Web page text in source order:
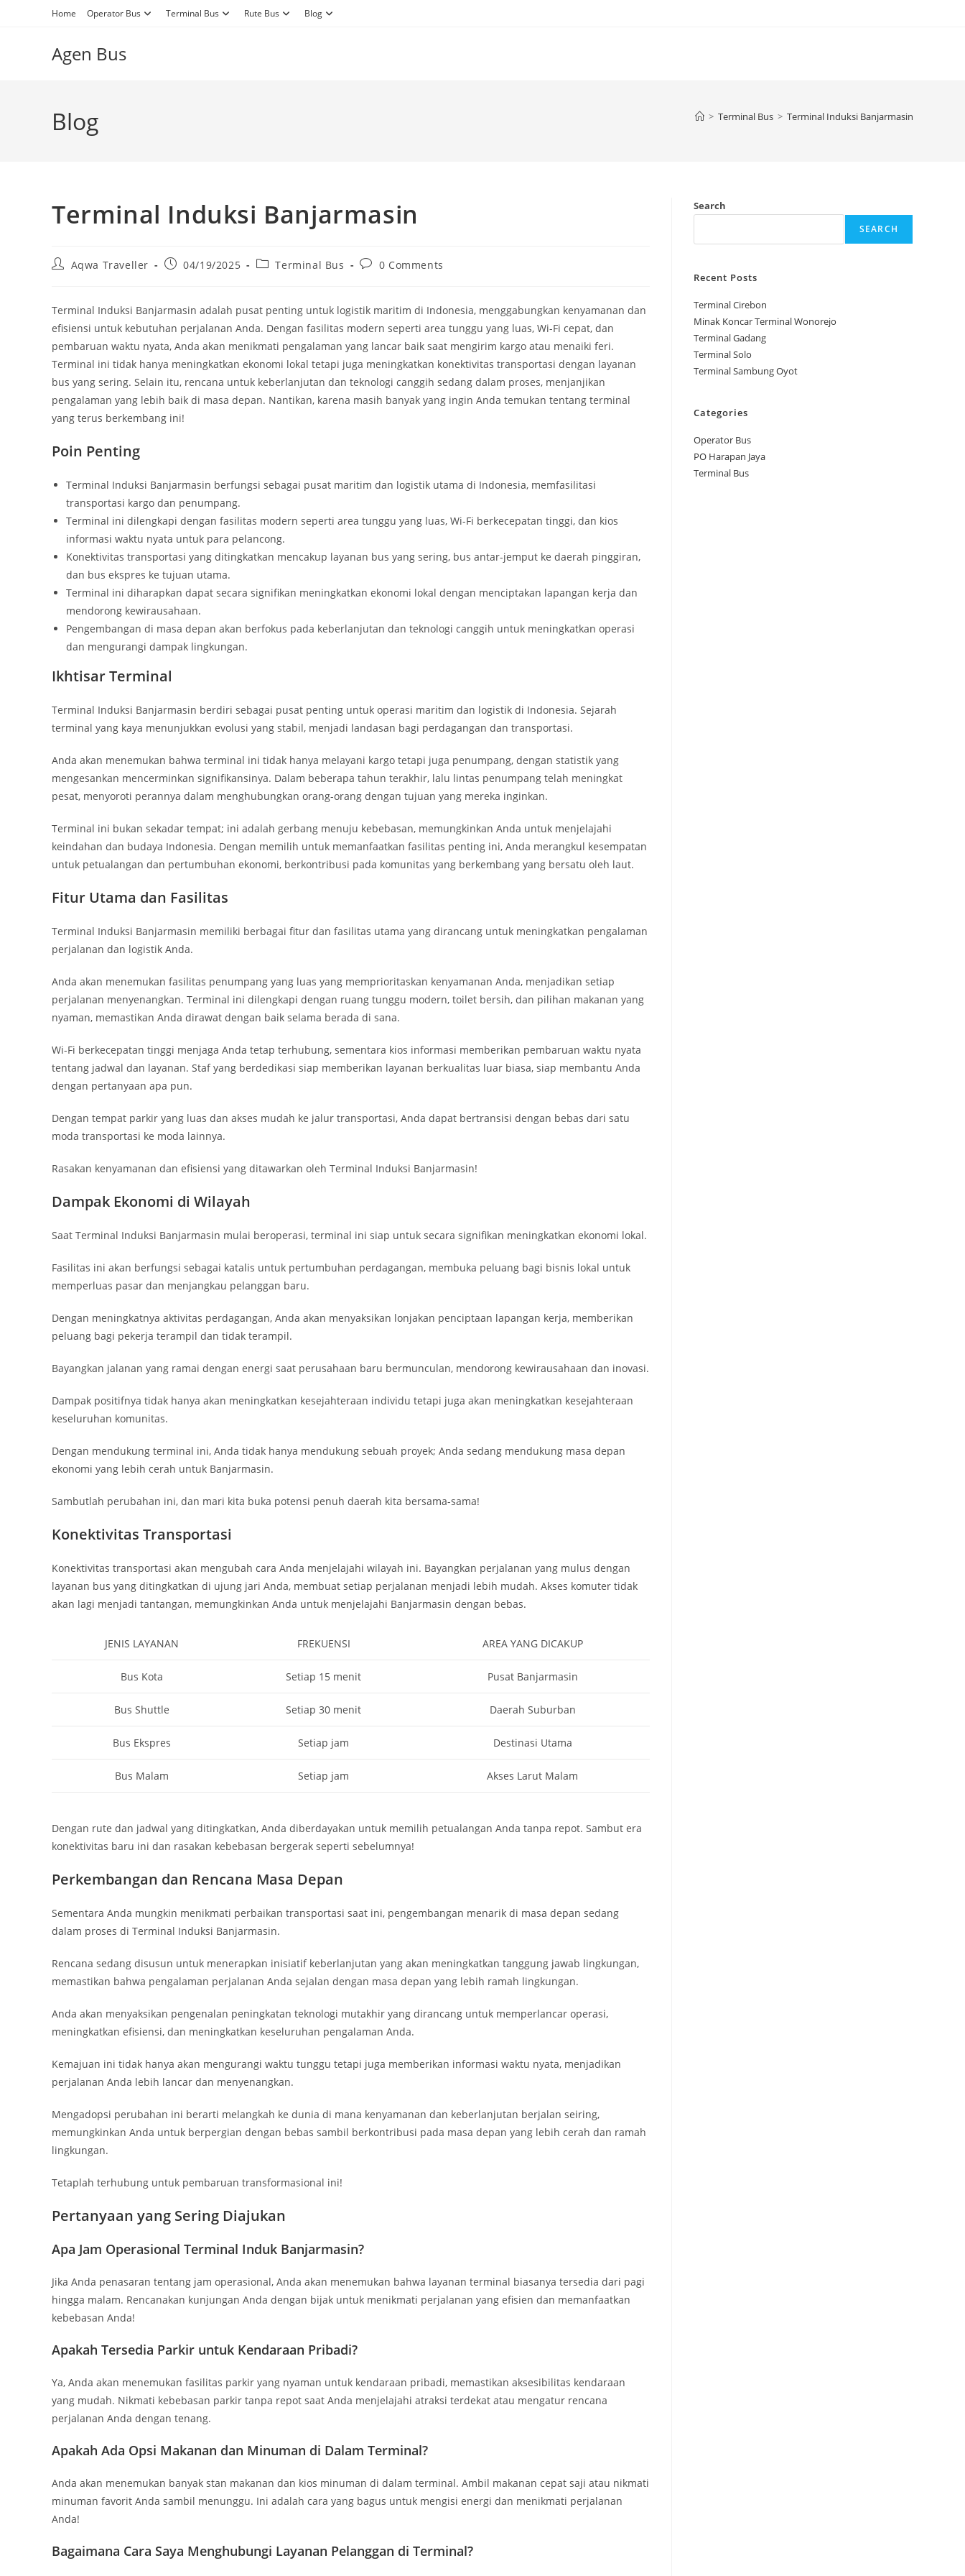
Home Operator Bus Terminal Bus Rute Bus Blog
Agen Bus
Blog > Terminal Bus > Terminal Induksi Banjarmasin
Terminal Induksi Banjarmasin
PostAqwa Traveller
Post04/19/2025
PostTerminal Bus
Post0 Comments
Terminal Induksi Banjarmasin adalah pusat penting untuk logistik maritim di Indonesia, menggabungkan kenyamanan dan
efisiensi untuk kebutuhan perjalanan Anda. Dengan fasilitas modern seperti area tunggu yang luas, Wi-Fi cepat, dan
pembaruan waktu nyata, Anda akan menikmati pengalaman yang lancar baik saat mengirim kargo atau menaiki feri.
Terminal ini tidak hanya meningkatkan ekonomi lokal tetapi juga meningkatkan konektivitas transportasi dengan layanan
bus yang sering. Selain itu, rencana untuk keberlanjutan dan teknologi canggih sedang dalam proses, menjanjikan
pengalaman yang lebih baik di masa depan. Nantikan, karena masih banyak yang ingin Anda temukan tentang terminal
yang terus berkembang ini!
Poin Penting
Terminal Induksi Banjarmasin berfungsi sebagai pusat maritim dan logistik utama di Indonesia, memfasilitasi
transportasi kargo dan penumpang.
Terminal ini dilengkapi dengan fasilitas modern seperti area tunggu yang luas, Wi-Fi berkecepatan tinggi, dan kios
informasi waktu nyata untuk para pelancong.
Konektivitas transportasi yang ditingkatkan mencakup layanan bus yang sering, bus antar-jemput ke daerah pinggiran,
dan bus ekspres ke tujuan utama.
Terminal ini diharapkan dapat secara signifikan meningkatkan ekonomi lokal dengan menciptakan lapangan kerja dan
mendorong kewirausahaan.
Pengembangan di masa depan akan berfokus pada keberlanjutan dan teknologi canggih untuk meningkatkan operasi
dan mengurangi dampak lingkungan.
Ikhtisar Terminal
Terminal Induksi Banjarmasin berdiri sebagai pusat penting untuk operasi maritim dan logistik di Indonesia. Sejarah
terminal yang kaya menunjukkan evolusi yang stabil, menjadi landasan bagi perdagangan dan transportasi.
Anda akan menemukan bahwa terminal ini tidak hanya melayani kargo tetapi juga penumpang, dengan statistik yang
mengesankan mencerminkan signifikansinya. Dalam beberapa tahun terakhir, lalu lintas penumpang telah meningkat
pesat, menyoroti perannya dalam menghubungkan orang-orang dengan tujuan yang mereka inginkan.
Terminal ini bukan sekadar tempat; ini adalah gerbang menuju kebebasan, memungkinkan Anda untuk menjelajahi
keindahan dan budaya Indonesia. Dengan memilih untuk memanfaatkan fasilitas penting ini, Anda merangkul kesempatan
untuk petualangan dan pertumbuhan ekonomi, berkontribusi pada komunitas yang berkembang yang bersatu oleh laut.
Fitur Utama dan Fasilitas
Terminal Induksi Banjarmasin memiliki berbagai fitur dan fasilitas utama yang dirancang untuk meningkatkan pengalaman
perjalanan dan logistik Anda.
Anda akan menemukan fasilitas penumpang yang luas yang memprioritaskan kenyamanan Anda, menjadikan setiap
perjalanan menyenangkan. Terminal ini dilengkapi dengan ruang tunggu modern, toilet bersih, dan pilihan makanan yang
nyaman, memastikan Anda dirawat dengan baik selama berada di sana.
Wi-Fi berkecepatan tinggi menjaga Anda tetap terhubung, sementara kios informasi memberikan pembaruan waktu nyata
tentang jadwal dan layanan. Staf yang berdedikasi siap memberikan layanan berkualitas luar biasa, siap membantu Anda
dengan pertanyaan apa pun.
Dengan tempat parkir yang luas dan akses mudah ke jalur transportasi, Anda dapat bertransisi dengan bebas dari satu
moda transportasi ke moda lainnya.
Rasakan kenyamanan dan efisiensi yang ditawarkan oleh Terminal Induksi Banjarmasin!
Dampak Ekonomi di Wilayah
Saat Terminal Induksi Banjarmasin mulai beroperasi, terminal ini siap untuk secara signifikan meningkatkan ekonomi lokal.
Fasilitas ini akan berfungsi sebagai katalis untuk pertumbuhan perdagangan, membuka peluang bagi bisnis lokal untuk
memperluas pasar dan menjangkau pelanggan baru.
Dengan meningkatnya aktivitas perdagangan, Anda akan menyaksikan lonjakan penciptaan lapangan kerja, memberikan
peluang bagi pekerja terampil dan tidak terampil.
Bayangkan jalanan yang ramai dengan energi saat perusahaan baru bermunculan, mendorong kewirausahaan dan inovasi.
Dampak positifnya tidak hanya akan meningkatkan kesejahteraan individu tetapi juga akan meningkatkan kesejahteraan
keseluruhan komunitas.
Dengan mendukung terminal ini, Anda tidak hanya mendukung sebuah proyek; Anda sedang mendukung masa depan
ekonomi yang lebih cerah untuk Banjarmasin.
Sambutlah perubahan ini, dan mari kita buka potensi penuh daerah kita bersama-sama!
Konektivitas Transportasi
Konektivitas transportasi akan mengubah cara Anda menjelajahi wilayah ini. Bayangkan perjalanan yang mulus dengan
layanan bus yang ditingkatkan di ujung jari Anda, membuat setiap perjalanan menjadi lebih mudah. Akses komuter tidak
akan lagi menjadi tantangan, memungkinkan Anda untuk menjelajahi Banjarmasin dengan bebas.
JENIS LAYANAN FREKUENSI AREA YANG DICAKUP
Bus Kota Setiap 15 menit Pusat Banjarmasin
Bus Shuttle Setiap 30 menit Daerah Suburban
Bus Ekspres Setiap jam Destinasi Utama
Bus Malam Setiap jam Akses Larut Malam
Dengan rute dan jadwal yang ditingkatkan, Anda diberdayakan untuk memilih petualangan Anda tanpa repot. Sambut era
konektivitas baru ini dan rasakan kebebasan bergerak seperti sebelumnya!
Perkembangan dan Rencana Masa Depan
Sementara Anda mungkin menikmati perbaikan transportasi saat ini, pengembangan menarik di masa depan sedang
dalam proses di Terminal Induksi Banjarmasin.
Rencana sedang disusun untuk menerapkan inisiatif keberlanjutan yang akan meningkatkan tanggung jawab lingkungan,
memastikan bahwa pengalaman perjalanan Anda sejalan dengan masa depan yang lebih ramah lingkungan.
Anda akan menyaksikan pengenalan peningkatan teknologi mutakhir yang dirancang untuk memperlancar operasi,
meningkatkan efisiensi, dan meningkatkan keseluruhan pengalaman Anda.
Kemajuan ini tidak hanya akan mengurangi waktu tunggu tetapi juga memberikan informasi waktu nyata, menjadikan
perjalanan Anda lebih lancar dan menyenangkan.
Mengadopsi perubahan ini berarti melangkah ke dunia di mana kenyamanan dan keberlanjutan berjalan seiring,
memungkinkan Anda untuk berpergian dengan bebas sambil berkontribusi pada masa depan yang lebih cerah dan ramah
lingkungan.
Tetaplah terhubung untuk pembaruan transformasional ini!
Pertanyaan yang Sering Diajukan
Apa Jam Operasional Terminal Induk Banjarmasin?
Jika Anda penasaran tentang jam operasional, Anda akan menemukan bahwa layanan terminal biasanya tersedia dari pagi
hingga malam. Rencanakan kunjungan Anda dengan bijak untuk menikmati perjalanan yang efisien dan memanfaatkan
kebebasan Anda!
Apakah Tersedia Parkir untuk Kendaraan Pribadi?
Ya, Anda akan menemukan fasilitas parkir yang nyaman untuk kendaraan pribadi, memastikan aksesibilitas kendaraan
yang mudah. Nikmati kebebasan parkir tanpa repot saat Anda menjelajahi atraksi terdekat atau mengatur rencana
perjalanan Anda dengan tenang.
Apakah Ada Opsi Makanan dan Minuman di Dalam Terminal?
Anda akan menemukan banyak stan makanan dan kios minuman di dalam terminal. Ambil makanan cepat saji atau nikmati
minuman favorit Anda sambil menunggu. Ini adalah cara yang bagus untuk mengisi energi dan menikmati perjalanan
Anda!
Bagaimana Cara Saya Menghubungi Layanan Pelanggan di Terminal?
Search
SEARCH
Recent Posts
Terminal Cirebon
Minak Koncar Terminal Wonorejo
Terminal Gadang
Terminal Solo
Terminal Sambung Oyot
Categories
Operator Bus
PO Harapan Jaya
Terminal Bus